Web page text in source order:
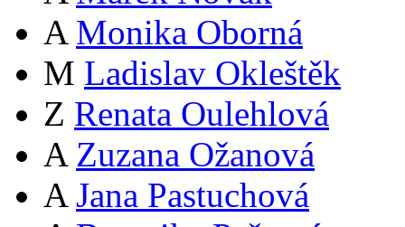
A Monika Oborná
M Ladislav Okleštěk
Z Renata Oulehlová
A Zuzana Ožanová
A Jana Pastuchová